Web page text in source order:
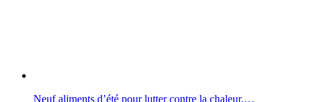
Neuf aliments d’été pour lutter contre la chaleur,…